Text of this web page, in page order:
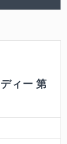
ィー 第